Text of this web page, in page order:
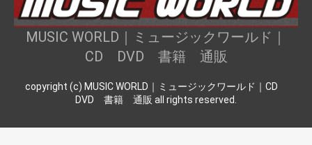
MUSIC WORLD｜ミュージックワールド｜
CD DVD 書籍 通販
copyright (c) MUSIC WORLD｜ミュージックワールド｜CD
DVD 書籍 通販 all rights reserved.